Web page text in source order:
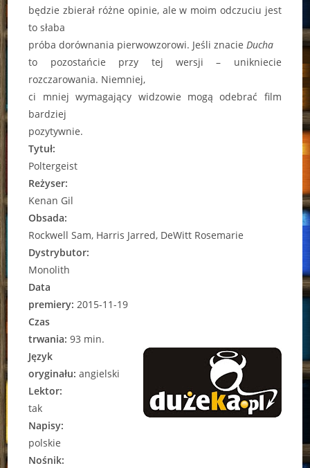
będzie zbierał różne opinie, ale w moim odczuciu jest
to słaba
próba dorównania pierwowzorowi. Jeśli znacieDucha
to pozostańcie przy tej wersji – unikniecie
rozczarowania. Niemniej,
ci mniej wymagający widzowie mogą odebrać film
bardziej
pozytywnie.
Tytuł:
Poltergeist
Reżyser:
Kenan Gil
Obsada:
Rockwell Sam, Harris Jarred, DeWitt Rosemarie
Dystrybutor:
Monolith
Data
premiery: 2015-11-19
Czas
trwania: 93 min.
Język
oryginału:angielski
Lektor:
tak
Napisy:
polskie
Nośnik: